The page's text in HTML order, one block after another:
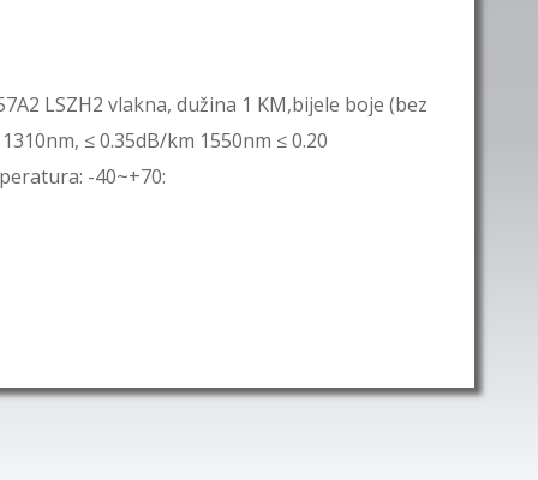
LSZH2 vlakna, dužina 1 KM,bijele boje (bez
≤ 0.35dB/km 1550nm ≤ 0.20
-40~+70: